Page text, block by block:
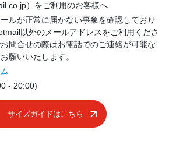
）をご利用のお客様へ
ルが正常に届かない事象を確認しており
以外のメールアドレスをご利用くださ
問合せの際はお電話でのご連絡が可能な
願いいたします。
- 20:00)
サイズガイドはこちら